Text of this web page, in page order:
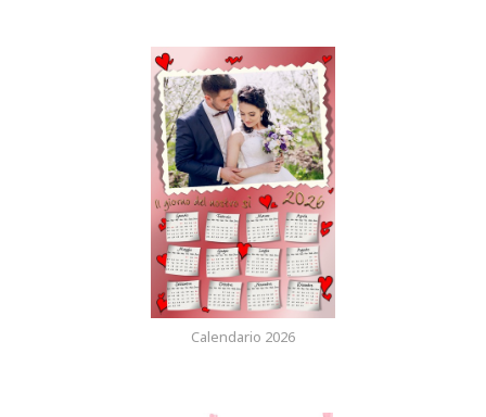
Calendario 2026